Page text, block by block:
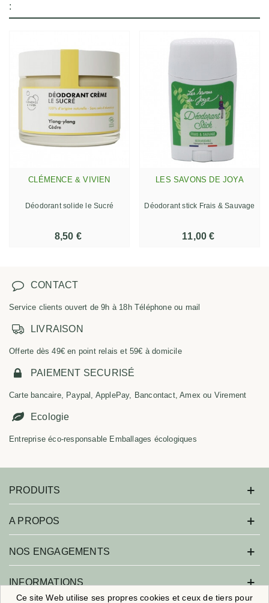
:
CLÉMENCE & VIVIEN
Déodorant solide le Sucré
8,50 €
LES SAVONS DE JOYA
Déodorant stick Frais & Sauvage
11,00 €
CONTACT
Service clients ouvert de 9h à 18h Téléphone ou mail
LIVRAISON
Offerte dès 49€ en point relais et 59€ à domicile
PAIEMENT SECURISÉ
Carte bancaire, Paypal, ApplePay, Bancontact, Amex ou Virement
Ecologie
Entreprise éco-responsable Emballages écologiques
PRODUITS
A PROPOS
NOS ENGAGEMENTS
INFORMATIONS
Ce site Web utilise ses propres cookies et ceux de tiers pour